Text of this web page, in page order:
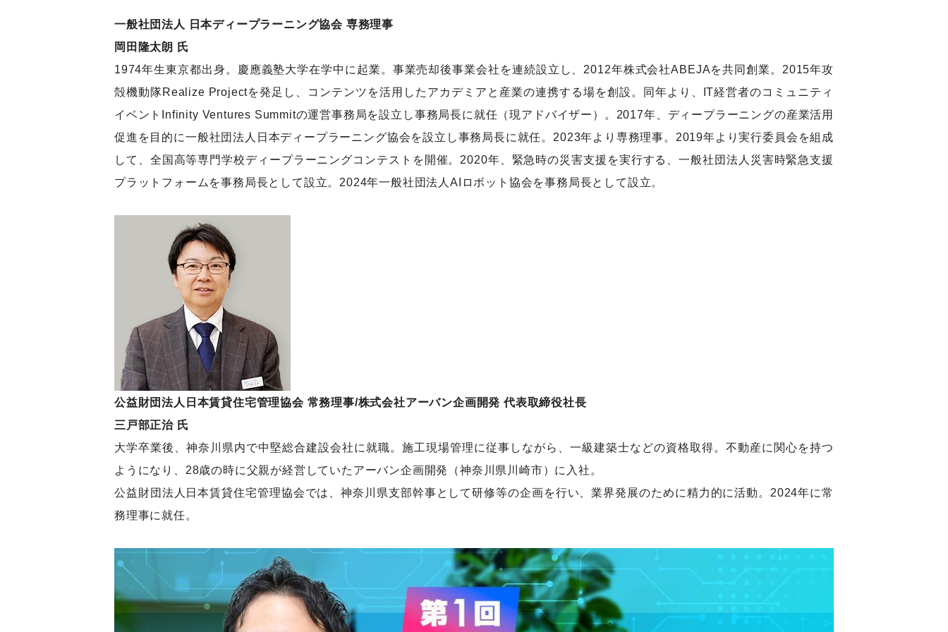
一般社団法人 日本ディープラーニング協会 専務理事
岡田隆太朗 氏
1974年生東京都出身。慶應義塾大学在学中に起業。事業売却後事業会社を連続設立し、2012年株式会社ABEJAを共同創業。2015年攻
殻機動隊Realize Projectを発足し、コンテンツを活用したアカデミアと産業の連携する場を創設。同年より、IT経営者のコミュニティ
イベントInfinity Ventures Summitの運営事務局を設立し事務局長に就任（現アドバイザー）。2017年、ディープラーニングの産業活用
促進を目的に一般社団法人日本ディープラーニング協会を設立し事務局長に就任。2023年より専務理事。2019年より実行委員会を組成
して、全国高等専門学校ディープラーニングコンテストを開催。2020年、緊急時の災害支援を実行する、一般社団法人災害時緊急支援
プラットフォームを事務局長として設立。2024年一般社団法人AIロボット協会を事務局長として設立。
公益財団法人日本賃貸住宅管理協会 常務理事/株式会社アーバン企画開発 代表取締役社長
三戸部正治 氏
大学卒業後、神奈川県内で中堅総合建設会社に就職。施工現場管理に従事しながら、一級建築士などの資格取得。不動産に関心を持つ
ようになり、28歳の時に父親が経営していたアーバン企画開発（神奈川県川崎市）に入社。
公益財団法人日本賃貸住宅管理協会では、神奈川県支部幹事として研修等の企画を行い、業界発展のために精力的に活動。2024年に常
務理事に就任。